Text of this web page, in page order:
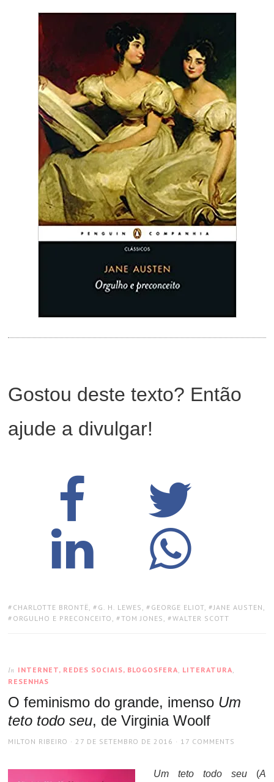
Gostou deste texto? Então
ajude a divulgar!
TAGS:
CHARLOTTE BRONTË, G. H. LEWES , GEORGE ELIOT, JANE AUSTEN ,
ORGULHO E PRECONCEITO , TOM JONES , WALTER SCOTT
In INTERNET, REDES SOCIAIS, BLOGOSFERA, LITERATURA,
RESENHAS
O feminismo do grande, imenso Um
teto todo seu, de Virginia Woolf
AUTHOR
MILTON RIBEIRO
POSTED
27 DE SETEMBRO DE 2016 17 COMMENTS
Um teto todo seu(A